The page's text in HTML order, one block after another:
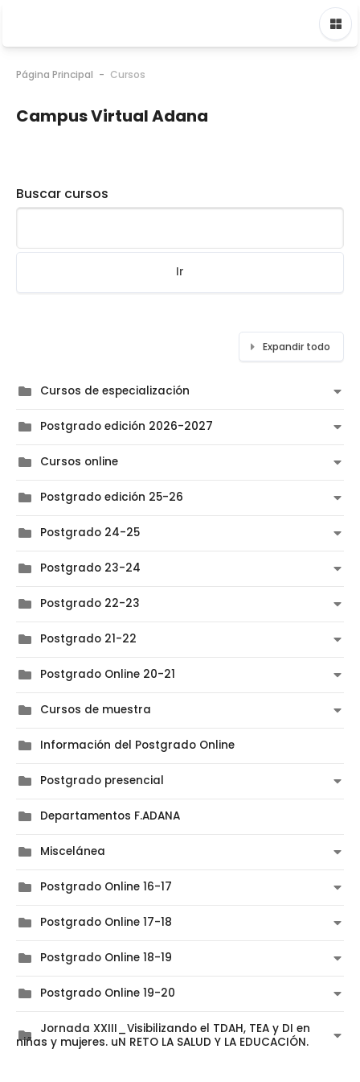
Página Principal Cursos
Campus Virtual Adana
Buscar cursos
Ir
Expandir todo
Cursos de especialización
Postgrado edición 2026-2027
Cursos online
Postgrado edición 25-26
Postgrado 24-25
Postgrado 23-24
Postgrado 22-23
Postgrado 21-22
Postgrado Online 20-21
Cursos de muestra
Información del Postgrado Online
Postgrado presencial
Departamentos F.ADANA
Miscelánea
Postgrado Online 16-17
Postgrado Online 17-18
Postgrado Online 18-19
Postgrado Online 19-20
Jornada XXIII_Visibilizando el TDAH, TEA y DI en
niñas y mujeres. uN RETO LA SALUD Y LA EDUCACIÓN.